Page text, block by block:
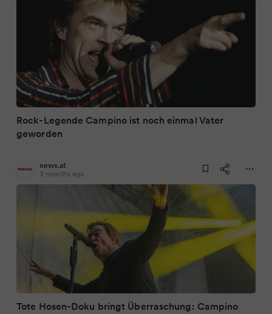
Rock-Legende Campino ist noch einmal Vater
geworden
news.at
3 months ago
Tote Hosen-Doku bringt Überraschung: Campino